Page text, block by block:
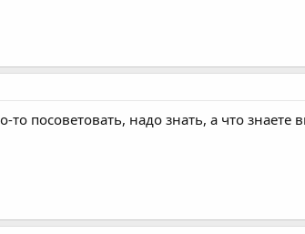
то посоветовать, надо знать, а что